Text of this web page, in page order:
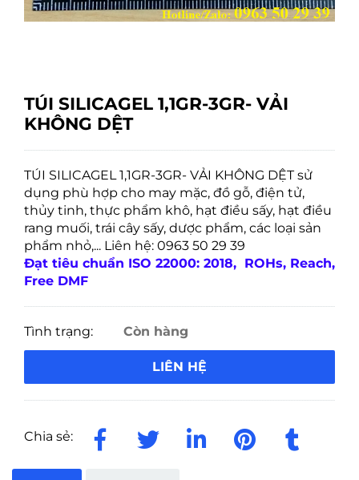
TÚI SILICAGEL 1,1GR-3GR- VẢI
KHÔNG DỆT
TÚI SILICAGEL 1,1GR-3GR- VẢI KHÔNG DỆT sử
dụng phù hợp cho may mặc, đồ gỗ, điện tử,
thủy tinh, thực phẩm khô, hạt điều sấy, hạt điều
rang muối, trái cây sấy, dược phẩm, các loại sản
phẩm nhỏ,... Liên hệ: 0963 50 29 39
Đạt tiêu chuẩn ISO 22000: 2018, ROHs, Reach,
Free DMF
Tình trạng: Còn hàng
LIÊN HỆ
Chia sẻ: